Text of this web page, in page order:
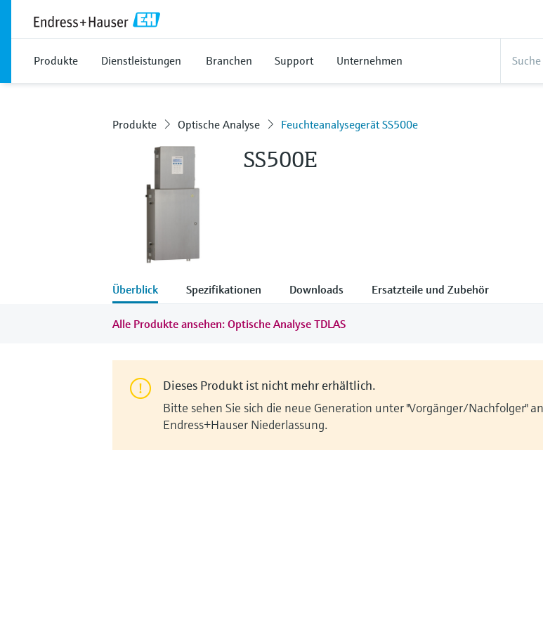
Produkte Dienstleistungen Branchen Support Unternehmen
Produkte Optische Analyse Feuchteanalysegerät SS500e
SS500E
Überblick Spezifikationen Downloads Ersatzteile und Zubehör
Alle Produkte ansehen: Optische Analyse TDLAS
Dieses Produkt ist nicht mehr erhältlich.
Bitte sehen Sie sich die neue Generation unter "Vorgänger/Nachfolger"
Endress+Hauser Niederlassung.